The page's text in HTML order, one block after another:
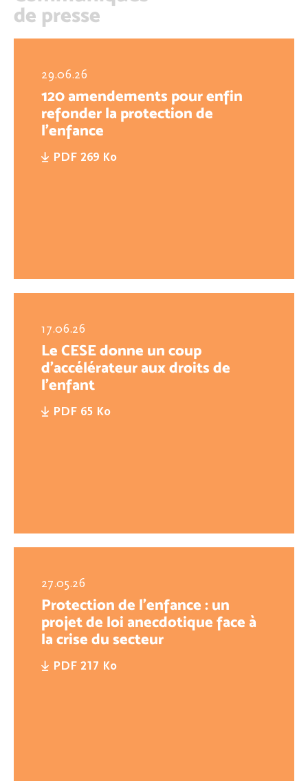
de presse
29.06.26
120 amendements pour enfin
refonder la protection de
l'enfance
PDF 269 Ko
17.06.26
Le CESE donne un coup
d’accélérateur aux droits de
l’enfant
PDF 65 Ko
27.05.26
Protection de l’enfance : un
projet de loi anecdotique face à
la crise du secteur
PDF 217 Ko